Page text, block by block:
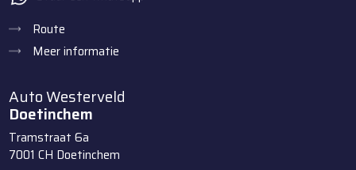
Route
Meer informatie
Auto Westerveld
Doetinchem
Tramstraat 6a
7001 CH Doetinchem